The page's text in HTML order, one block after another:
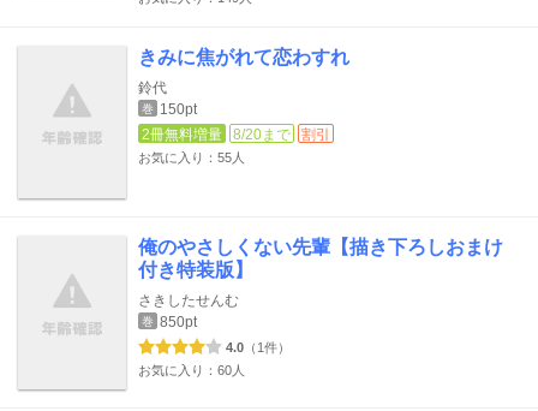
きみに焦がれて恋わすれ
鈴代
巻
150pt
2冊無料増量
8/20まで 割引
お気に入り：55人
俺のやさしくない先輩【描き下ろしおまけ
付き特装版】
さきしたせんむ
巻 850pt
4.0 （1件）
お気に入り：60人